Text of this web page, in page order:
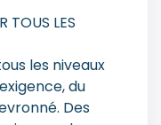
TOUS LES
les niveaux
du
Des